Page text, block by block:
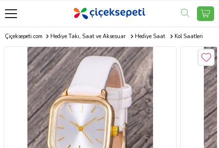
Çiçeksepeti.com Hediye Takı, Saat ve Aksesuar Hediye Saat Kol Saatleri